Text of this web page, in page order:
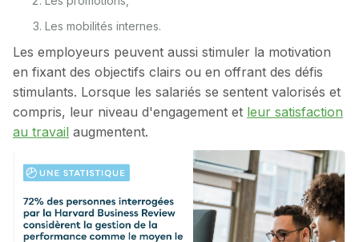
Les mobilités internes.
Les employeurs peuvent aussi stimuler la motivation
en fixant des objectifs clairs ou en offrant des défis
stimulants. Lorsque les salariés se sentent valorisés et
compris, leur niveau d'engagement et leur satisfaction
au travail augmentent.